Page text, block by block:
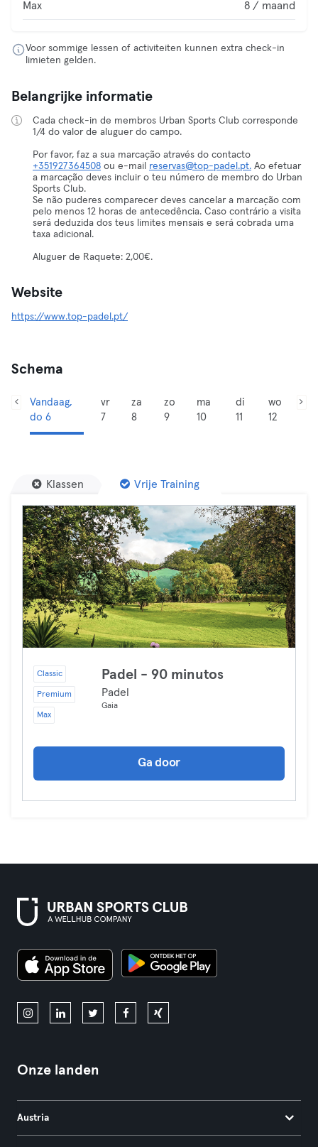
Max 8 / maand
Voor sommige lessen of activiteiten kunnen extra check-in
limieten gelden.
Belangrijke informatie
Cada check-in de membros Urban Sports Club corresponde
1/4 do valor de aluguer do campo.
Por favor, faz a sua marcação através do contacto
+351927364508 ou e-mail reservas@top-padel.pt. Ao efetuar
a marcação deves incluir o teu número de membro do Urban
Sports Club.
Se não puderes comparecer deves cancelar a marcação com
pelo menos 12 horas de antecedência. Caso contrário a visita
será deduzida dos teus limites mensais e será cobrada uma
taxa adicional.
Aluguer de Raquete: 2,00€.
Website
https://www.top-padel.pt/
Schema
Vandaag,
do 6
vr
7
za
8
zo
9
ma
10
di
11
wo
12
Klassen Vrije Training
Classic
Premium
Max
Padel - 90 minutos
Padel
Gaia
Ga door
Onze landen
Austria